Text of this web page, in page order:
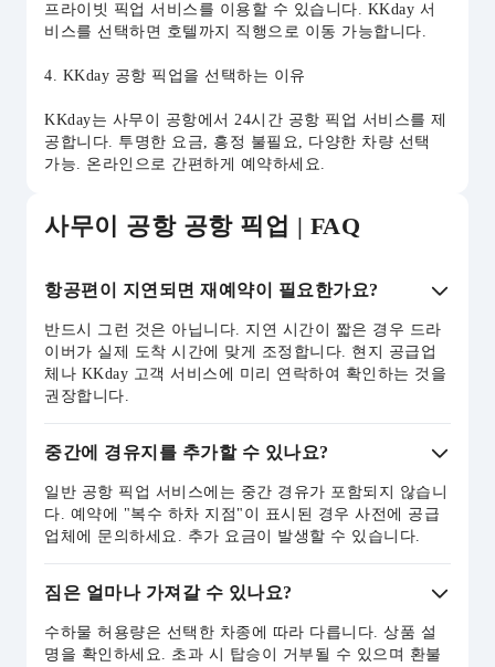
프라이빗 픽업 서비스를 이용할 수 있습니다. KKday 서
비스를 선택하면 호텔까지 직행으로 이동 가능합니다.
4. KKday 공항 픽업을 선택하는 이유
KKday는 사무이 공항에서 24시간 공항 픽업 서비스를 제
공합니다. 투명한 요금, 흥정 불필요, 다양한 차량 선택
가능. 온라인으로 간편하게 예약하세요.
사무이 공항 공항 픽업 | FAQ
항공편이 지연되면 재예약이 필요한가요?
반드시 그런 것은 아닙니다. 지연 시간이 짧은 경우 드라
이버가 실제 도착 시간에 맞게 조정합니다. 현지 공급업
체나 KKday 고객 서비스에 미리 연락하여 확인하는 것을
권장합니다.
중간에 경유지를 추가할 수 있나요?
일반 공항 픽업 서비스에는 중간 경유가 포함되지 않습니
다. 예약에 "복수 하차 지점"이 표시된 경우 사전에 공급
업체에 문의하세요. 추가 요금이 발생할 수 있습니다.
짐은 얼마나 가져갈 수 있나요?
수하물 허용량은 선택한 차종에 따라 다릅니다. 상품 설
명을 확인하세요. 초과 시 탑승이 거부될 수 있으며 환불